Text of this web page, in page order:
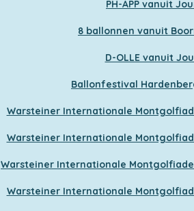
PH-APP vanuit
8 ballonnen vanuit
D-OLLE vanuit
Ballonfestival
Warsteiner Internationale
Warsteiner Internationale
Warsteiner Internationale
Warsteiner Internationale